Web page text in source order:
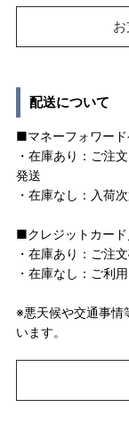
配送について
■マネーフォワード
・在庫あり：ご注
発送
・在庫なし：入荷
■クレジットカー
・在庫あり：ご注
・在庫なし：ご利
※悪天候や交通事情
います。